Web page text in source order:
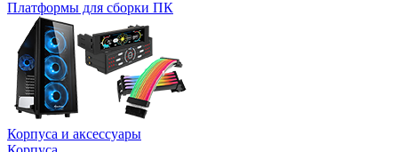
Платформы для сборки ПК
Корпуса и аксессуары